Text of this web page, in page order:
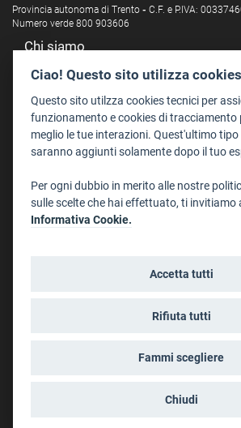
Provincia autonoma di Trento - C.F. e P.IVA:
Numero verde 800 903606
Chi siamo
Redazione
Staff
Format - Centro Audiovisivi
Trentino Film Commission
Dove Siamo
Struttura di riferimento
Dichiarazione di accessibilità
Ciao! Questo sito utilizza
Questo sito utilzza cookies tecnici per
funzionamento e cookies di tracciamento
meglio le tue interazioni. Quest'ultimo tipo
saranno aggiunti solamente dopo il tuo
Per ogni dubbio in merito alle nostre
sulle scelte che hai effettuato, ti invitiamo
Informativa Cookie.
Accetta tutti
Rifiuta tutti
Fammi scegliere
Chiudi